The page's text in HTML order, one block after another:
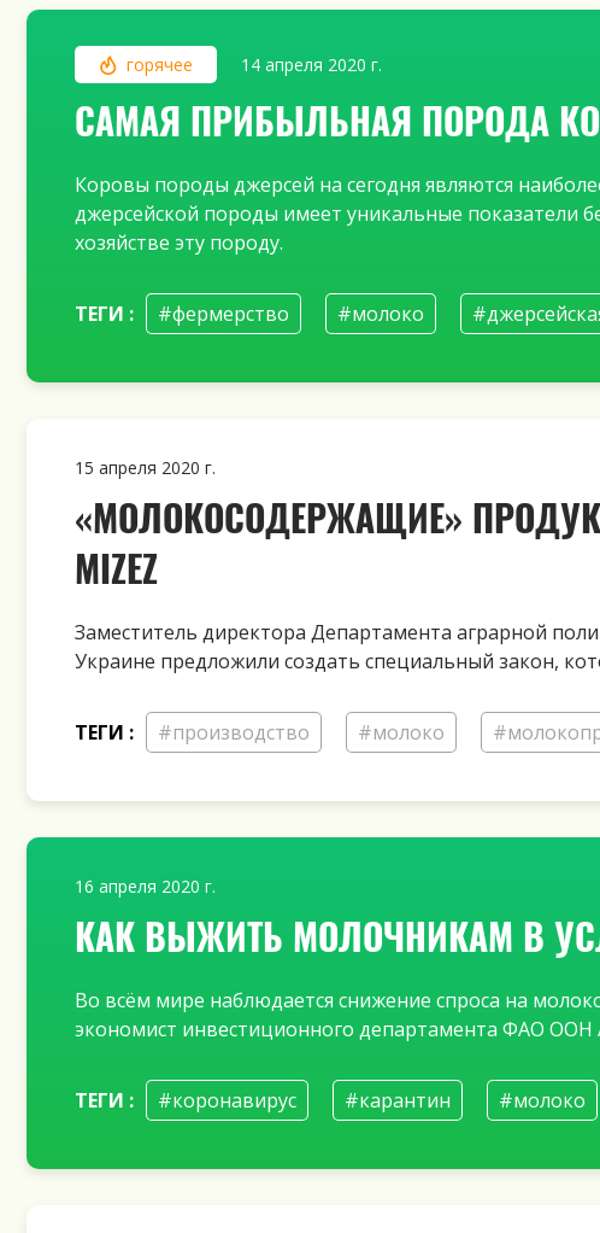
горячее 14 апреля 2020 г.
САМАЯ ПРИБЫЛЬНАЯ ПОРОДА
Коровы породы джерсей на сегодня являются
джерсейской породы имеет уникальные показатели
хозяйстве эту породу.
ТЕГИ : #фермерство #молоко
15 апреля 2020 г.
«МОЛОКОСОДЕРЖАЩИЕ»
MIZEZ
Заместитель директора Департамента аграрной
Украине предложили создать специальный закон,
ТЕГИ : #производство #молоко
16 апреля 2020 г.
КАК ВЫЖИТЬ МОЛОЧНИКАМ В
Во всём мире наблюдается снижение спроса на
экономист инвестиционного департамента ФАО
ТЕГИ : #коронавирус #карантин #молоко